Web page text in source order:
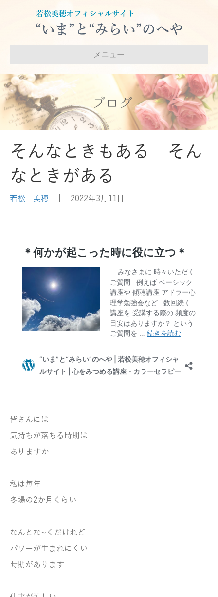
メニュー
ブログ
そんなときもある そん
なときがある
若松 美穂 2022年3月11日
皆さんには
気持ちが落ちる時期は
ありますか
私は毎年
冬場の2か月くらい
なんとな~くだけれど
パワーが生まれにくい
時期があります